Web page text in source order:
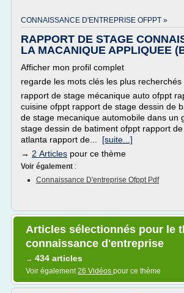
CONNAISSANCE D'ENTREPRISE OFPPT »
RAPPORT DE STAGE
LA MACANIQUE APPLIQUEE
Afficher mon profil complet
regarde les mots clés les plus recherchés
rapport de stage mécanique auto ofppt
cuisine ofppt rapport de stage dessin de
de stage mecanique automobile dans un
stage dessin de batiment ofppt rapport
atlanta rapport de... [suite...]
→ 2 Articles pour ce thème
Voir également :
Connaissance D'entreprise Ofppt Pdf
Articles sélectionnés pour le
connaissance d'entreprise
→ 434 articles
Voir également26 Vidéos pour ce thème